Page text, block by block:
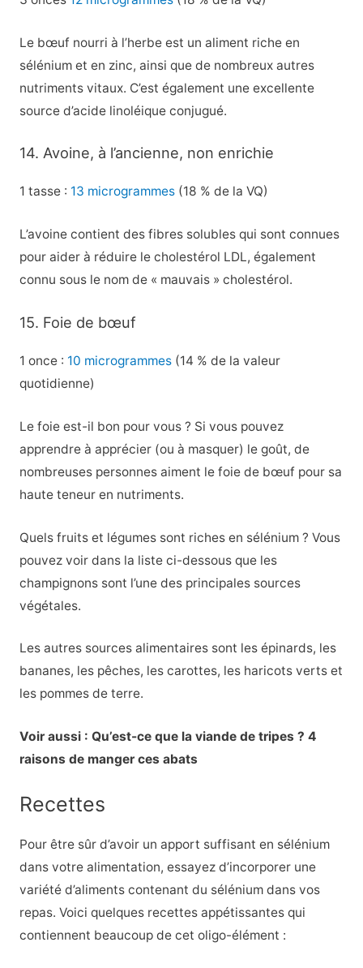
Le bœuf nourri à l’herbe est un aliment riche en
sélénium et en zinc, ainsi que de nombreux autres
nutriments vitaux. C’est également une excellente
source d’acide linoléique conjugué.
14. Avoine, à l’ancienne, non enrichie
1 tasse : 13 microgrammes(18 % de la VQ)
L’avoine contient des fibres solubles qui sont connues
pour aider à réduire le cholestérol LDL, également
connu sous le nom de « mauvais » cholestérol.
15. Foie de bœuf
1 once : 10 microgrammes(14 % de la valeur
quotidienne)
Le foie est-il bon pour vous ? Si vous pouvez
apprendre à apprécier (ou à masquer) le goût, de
nombreuses personnes aiment le foie de bœuf pour sa
haute teneur en nutriments.
Quels fruits et légumes sont riches en sélénium ? Vous
pouvez voir dans la liste ci-dessous que les
champignons sont l’une des principales sources
végétales.
Les autres sources alimentaires sont les épinards, les
bananes, les pêches, les carottes, les haricots verts et
les pommes de terre.
Voir aussi : Qu’est-ce que la viande de tripes ? 4
raisons de manger ces abats
Recettes
Pour être sûr d’avoir un apport suffisant en sélénium
dans votre alimentation, essayez d’incorporer une
variété d’aliments contenant du sélénium dans vos
repas. Voici quelques recettes appétissantes qui
contiennent beaucoup de cet oligo-élément :